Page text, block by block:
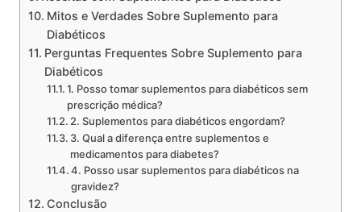
Mitos e Verdades Sobre Suplemento para
Diabéticos
Perguntas Frequentes Sobre Suplemento para
Diabéticos
1. Posso tomar suplementos para diabéticos sem
prescrição médica?
2. Suplementos para diabéticos engordam?
3. Qual a diferença entre suplementos e
medicamentos para diabetes?
4. Posso usar suplementos para diabéticos na
gravidez?
Conclusão